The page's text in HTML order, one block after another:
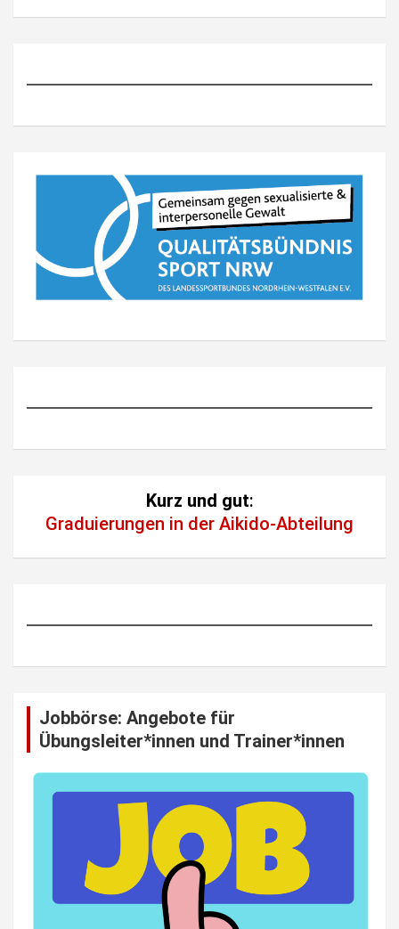
Kurz und gut:
Graduierungen in der Aikido-Abteilung
Jobbörse: Angebote für
Übungsleiter*innen und Trainer*innen